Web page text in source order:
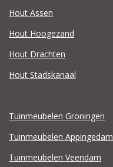
Hout Assen
Hout Hoogezand
Hout Drachten
Hout Stadskanaal
Tuinmeubelen Groningen
Tuinmeubelen Appingedam
Tuinmeubelen Veendam